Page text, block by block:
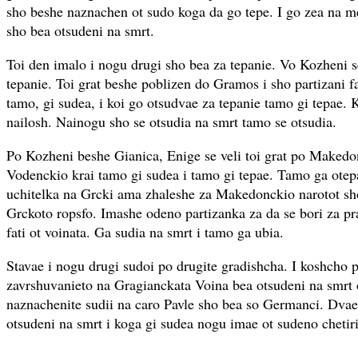
sho beshe naznachen ot sudo koga da go tepe. I go zea na
sho bea otsudeni na smrt.
Toi den imalo i nogu drugi sho bea za tepanie. Vo Kozheni
tepanie. Toi grat beshe poblizen do Gramos i sho partizani
tamo, gi sudea, i koi go otsudvae za tepanie tamo gi tepae.
nailosh. Nainogu sho se otsudia na smrt tamo se otsudia.
Po Kozheni beshe Gianica, Enige se veli toi grat po
Vodenckio krai tamo gi sudea i tamo gi tepae. Tamo ga
uchitelka na Grcki ama zhaleshe za Makedonckio narotot
Grckoto ropsfo. Imashe odeno partizanka za da se bori za
fati ot voinata. Ga sudia na smrt i tamo ga ubia.
Stavae i nogu drugi sudoi po drugite gradishcha. I koshcho
zavrshuvanieto na Gragianckata Voina bea otsudeni na
naznachenite sudii na caro Pavle sho bea so Germanci.
otsudeni na smrt i koga gi sudea nogu imae ot sudeno